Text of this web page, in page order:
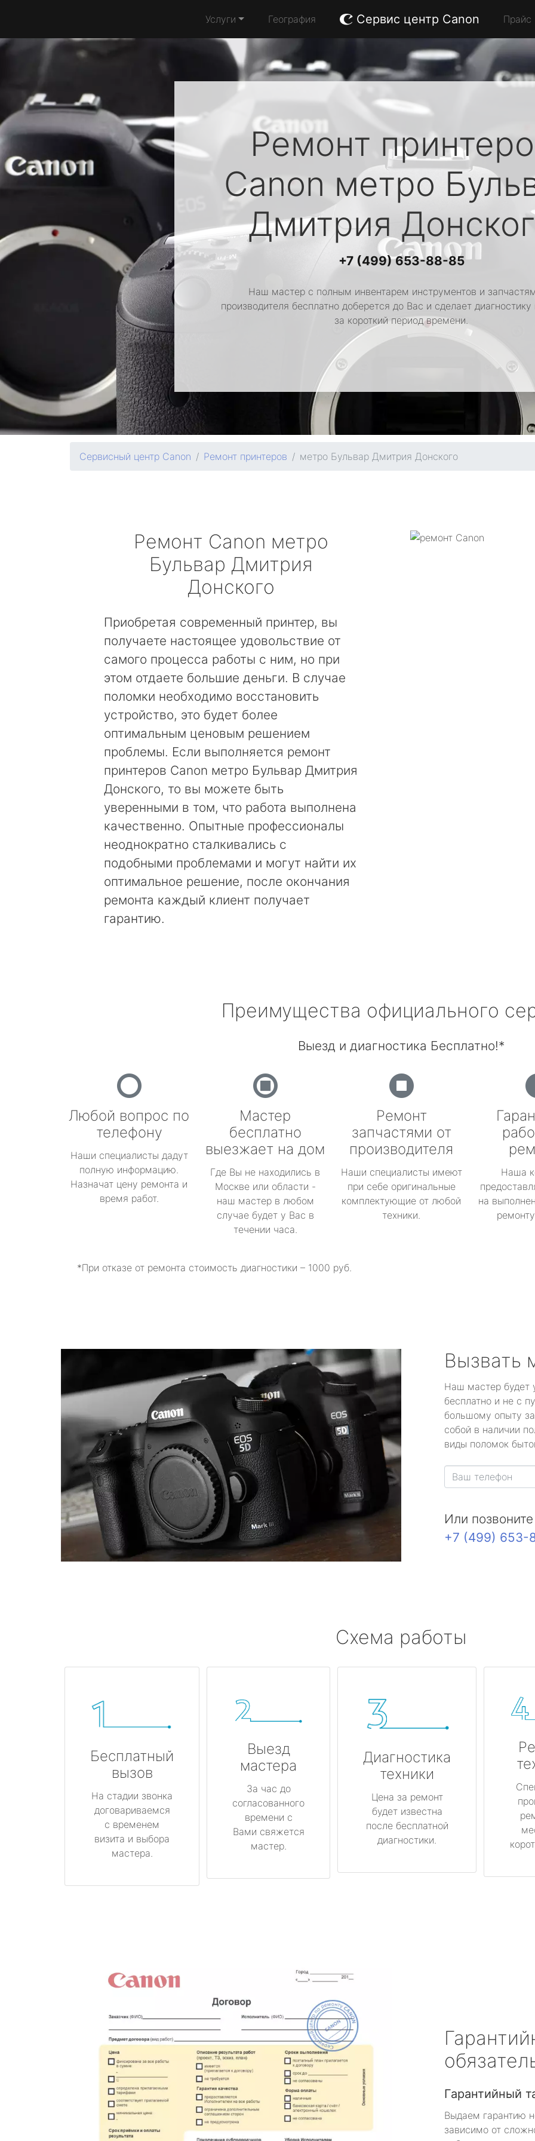
Услуги География Сервис центр Canon Прайс
Ремонт
Canon метро
Дмитрия
+7 (499) 653-88-85
Наш мастер с полным инвентарем инструментов и
производителя бесплатно доберется до Вас и сделает диагностику
за короткий период времени.
Сервисный центр Canon Ремонт принтеров метро Бульвар Дмитрия Донского
Ремонт Canon метро
Бульвар Дмитрия
Донского
Приобретая современный принтер, вы
получаете настоящее удовольствие от
самого процесса работы с ним, но при
этом отдаете большие деньги. В случае
поломки необходимо восстановить
устройство, это будет более
оптимальным ценовым решением
проблемы. Если выполняется ремонт
принтеров Canon метро Бульвар Дмитрия
Донского, то вы можете быть
уверенными в том, что работа выполнена
качественно. Опытные профессионалы
неоднократно сталкивались с
подобными проблемами и могут найти их
оптимальное решение, после окончания
ремонта каждый клиент получает
гарантию.
Преимущества официального
Выезд и диагностика Бесплатно!*
Любой вопрос по
телефону
Наши специалисты дадут
полную информацию.
Назначат цену ремонта и
время работ.
Мастер
бесплатно
выезжает на дом
Где Вы не находились в
Москве или области -
наш мастер в любом
случае будет у Вас в
течении часа.
Ремонт
запчастями от
производителя
Наши специалисты имеют
при себе оригинальные
комплектующие от любой
техники.
Наша
на
*При отказе от ремонта стоимость диагностики – 1000 руб.
Вызвать
Наш мастер будет
бесплатно и не с
большому опыту
собой в наличии
виды поломок
Или
+7 (499) 653-
Схема работы
Бесплатный
вызов
На стадии звонка
договариваемся
с временем
визита и выбора
мастера.
Выезд
мастера
За час до
согласованного
времени с
Вами свяжется
мастер.
Диагностика
техники
Цена за ремонт
будет известна
после бесплатной
диагностики.
Гарантийный
Выдаем гарантию
зависимо от